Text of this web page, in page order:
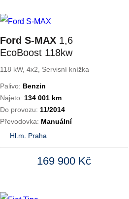
Ford S-MAX 1,6
EcoBoost 118kw
TITANIUM
118 kW, 4x2, Servisní knížka
Palivo: Benzin
Najeto: 134 001 km
Do provozu: 11/2014
Převodovka: Manuální
Hl.m. Praha
169 900 Kč